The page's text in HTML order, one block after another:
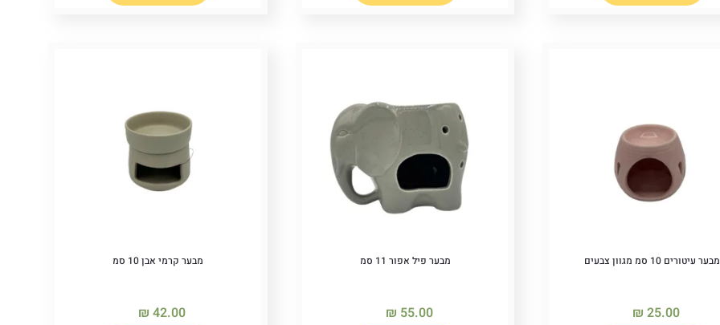
מבער עיטורים 10 סמ מגוון צבעים
₪ 25.00
מבער פיל אפור 11 סמ
₪ 55.00
מבער קרמי אבן 10 סמ
₪ 42.00